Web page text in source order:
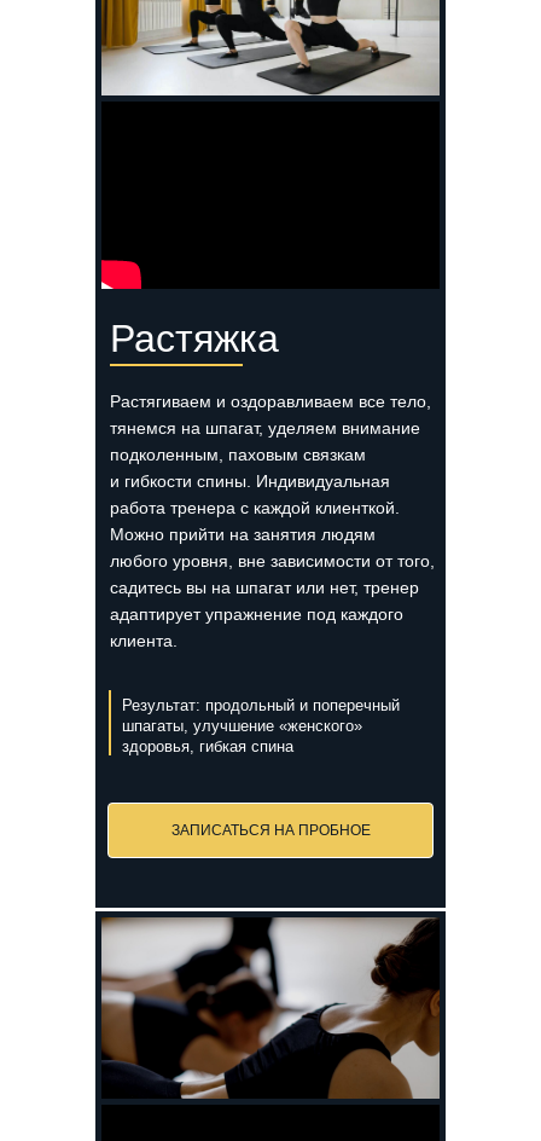
Растяжка
Растягиваем и оздоравливаем все тело,
тянемся на шпагат, уделяем внимание
подколенным, паховым связкам
и гибкости спины. Индивидуальная
работа тренера с каждой клиенткой.
Можно прийти на занятия людям
любого уровня, вне зависимости от того,
садитесь вы на шпагат или нет, тренер
адаптирует упражнение под каждого
клиента.
Результат: продольный и поперечный
шпагаты, улучшение «женского»
здоровья, гибкая спина
ЗАПИСАТЬСЯ НА ПРОБНОЕ